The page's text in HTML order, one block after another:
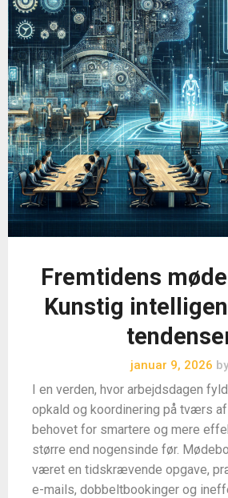
Fremtidens
Kunstig
januar 9, 2026 by
I en verden, hvor arbejdsdagen
opkald og koordinering på tværs
behovet for smartere og mere
større end nogensinde før.
været en tidskrævende opgave,
e-mails, dobbeltbookinger og